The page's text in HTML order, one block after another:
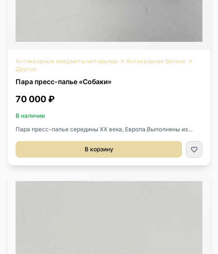
Антикварные предметы интерьера → Антикварная бронза →
Другое
Пара пресс-папье «Собаки»
70 000 ₽
В наличии
Пара пресс-папье середины XX века, Европа.Выполнены из
В корзину